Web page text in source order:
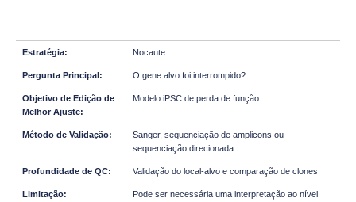
Nocaute
O gene alvo foi interrompido?
Modelo iPSC de perda de função
Sanger, sequenciação de amplicons ou
sequenciação direcionada
Validação do local-alvo e comparação de clones
Pode ser necessária uma interpretação ao nível